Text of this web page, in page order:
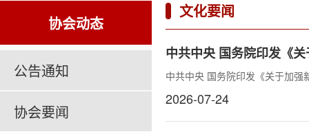
协会动态
公告通知
协会要闻
文化要闻
中共中央 国务院印发《
中共中央 国务院印发《关于加强
2026-07-24